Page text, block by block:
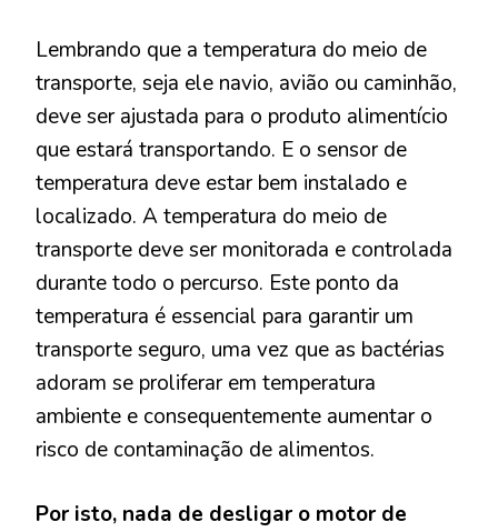
Lembrando que a temperatura do meio de
transporte, seja ele navio, avião ou caminhão,
deve ser ajustada para o produto alimentício
que estará transportando. E o sensor de
temperatura deve estar bem instalado e
localizado. A temperatura do meio de
transporte deve ser monitorada e controlada
durante todo o percurso. Este ponto da
temperatura é essencial para garantir um
transporte seguro, uma vez que as bactérias
adoram se proliferar em temperatura
ambiente e consequentemente aumentar o
risco de contaminação de alimentos.
Por isto, nada de desligar o motor de